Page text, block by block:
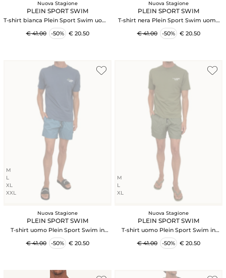
Nuova Stagione
PLEIN SPORT SWIM
T-shirt bianca Plein Sport Swim uomo
con maxi stampa dietro
€ 41.00
-50% € 20.50
Nuova Stagione
PLEIN SPORT SWIM
T-shirt nera Plein Sport Swim uomo
con maxi stampa dietro
€ 41.00
-50% € 20.50
M
L
XL
XXL
Nuova Stagione
PLEIN SPORT SWIM
T-shirt uomo Plein Sport Swim in
cotone blu
€ 41.00
-50% € 20.50
M
L
XL
Nuova Stagione
PLEIN SPORT SWIM
T-shirt uomo Plein Sport Swim in
cotone verde militare
€ 41.00
-50% € 20.50